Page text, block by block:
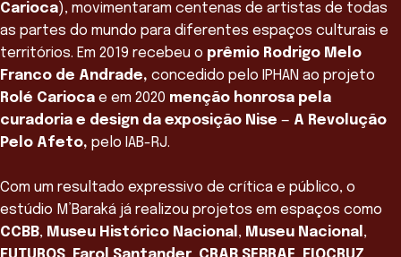
Carioca), movimentaram centenas de artistas de todas
as partes do mundo para diferentes espaços culturais e
territórios. Em 2019 recebeu o prêmio Rodrigo Melo
Franco de Andrade, concedido pelo IPHAN ao projeto
Rolé Carioca e em 2020 menção honrosa pela
curadoria e design da exposição Nise — A Revolução
Pelo Afeto, pelo IAB-RJ.
Com um resultado expressivo de crítica e público, o
estúdio M’Baraká já realizou projetos em espaços como
CCBB, Museu Histórico Nacional , Museu Nacional ,